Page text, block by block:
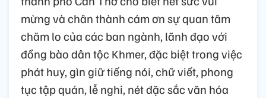
mừng và chân thành cám ơn sự quan tâm
chăm lo của các ban ngành, lãnh đạo với
đồng bào dân tộc Khmer, đặc biệt trong việc
phát huy, gìn giữ tiếng nói, chữ viết, phong
tục tập quán, lễ nghi, nét đặc sắc văn hóa